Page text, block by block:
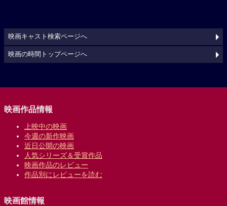
映画キャスト検索ページへ
映画の時間トップページへ
映画作品情報
上映中の映画
今週の新作映画
近日公開の映画
人気シリーズ＆受賞作品
映画作品のレビュー
作品別にレビューを読む
映画館情報